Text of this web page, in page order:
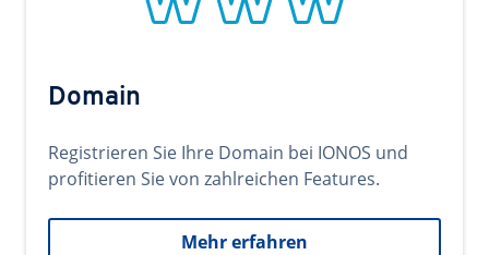
Domain
Registrieren Sie Ihre Domain bei IONOS und
profitieren Sie von zahlreichen Features.
Mehr erfahren